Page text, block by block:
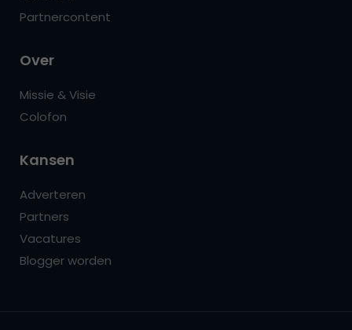
Partnercontent
Over
Missie & Visie
Colofon
Kansen
Adverteren
Partners
Vacatures
Blogger worden